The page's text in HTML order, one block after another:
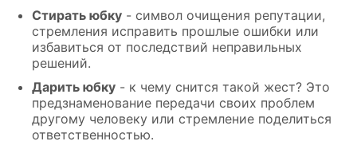
Стирать юбку - символ очищения репутации,
стремления исправить прошлые ошибки или
избавиться от последствий неправильных
решений.
Дарить юбку - к чему снится такой жест? Это
предзнаменование передачи своих проблем
другому человеку или стремление поделиться
ответственностью.